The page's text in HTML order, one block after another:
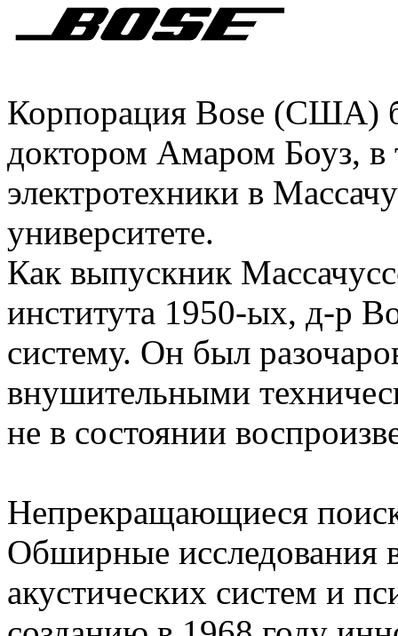
Корпорация Bose (США)
доктором Амаром Боуз, в
электротехники в
университете.
Как выпускник
института 1950-ых, д-р
систему. Он был
внушительными
не в состоянии
Непрекращающиеся
Обширные исследования
акустических систем и